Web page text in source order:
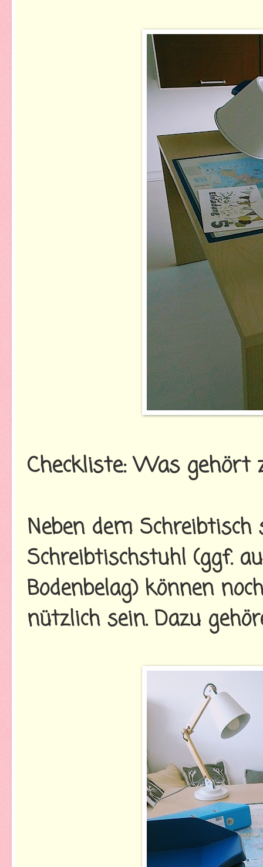
Checkliste: Was gehört
Neben dem
Schreibtischstuhl (ggf.
Bodenbelag) können
nützlich sein. Dazu